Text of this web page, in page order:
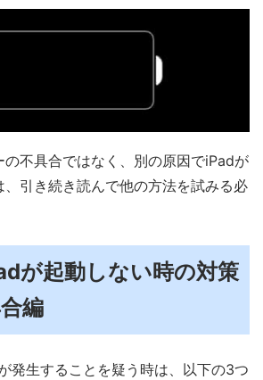
の不具合ではなく、別の原因でiPadが
引き続き読んで他の方法を試みる必
が起動しない時の対策
編
発生することを疑う時は、以下の3つ